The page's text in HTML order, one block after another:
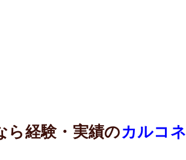
ら経験・実績のカルコネ